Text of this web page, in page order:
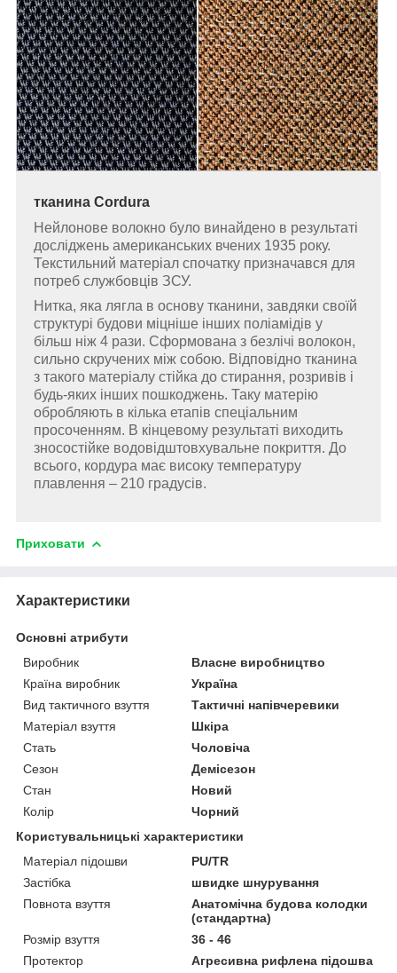
тканина Cordura
Нейлонове волокно було винайдено в результаті
досліджень американських вчених 1935 року.
Текстильний матеріал спочатку призначався для
потреб службовців ЗСУ.
Нитка, яка лягла в основу тканини, завдяки своїй
структурі будови міцніше інших поліамідів у
більш ніж 4 рази. Сформована з безлічі волокон,
сильно скручених між собою. Відповідно тканина
з такого матеріалу стійка до стирання, розривів і
будь-яких інших пошкоджень. Таку матерію
обробляють в кілька етапів спеціальним
просоченням. В кінцевому результаті виходить
зносостійке водовідштовхувальне покриття. До
всього, кордура має високу температуру
плавлення – 210 градусів.
Приховати
Характеристики
Основні атрибути
Виробник
Власне виробництво
Країна виробник
Україна
Вид тактичного взуття
Тактичні напівчеревики
Матеріал взуття
Шкіра
Стать
Чоловіча
Сезон
Демісезон
Стан
Новий
Колір
Чорний
Користувальницькі характеристики
Матеріал підошви
PU/TR
Застібка
швидке шнурування
Повнота взуття
Анатомічна будова колодки
(стандартна)
Розмір взуття
36 - 46
Протектор
Агресивна рифлена підошва